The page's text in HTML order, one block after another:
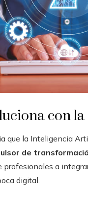
con
que la Inteligencia
de
a
digital.